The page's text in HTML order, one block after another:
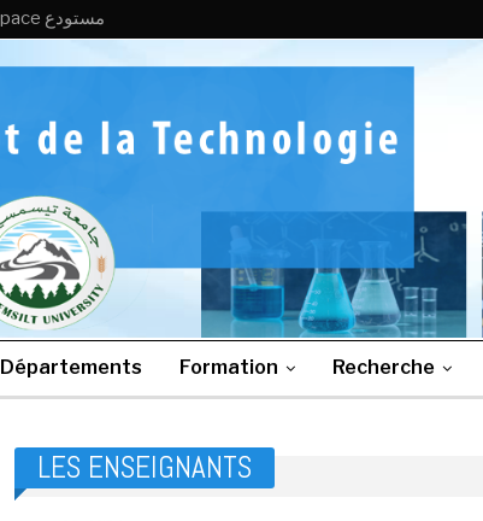
Dspace مستودع
Départements Formation Recherche
LES ENSEIGNANTS